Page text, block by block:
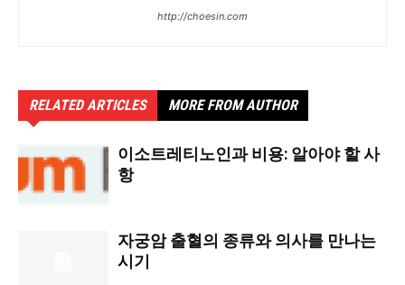
http://choesin.com
RELATED ARTICLES MORE FROM AUTHOR
이소트레티노인과 비용: 알아야 할 사
항
자궁암 출혈의 종류와 의사를 만나는
시기